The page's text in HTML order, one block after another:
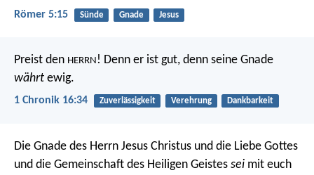
Römer 5:15 Sünde Gnade Jesus
Preist den HERRN ! Denn er ist gut, denn seine Gnade
währt ewig.
1 Chronik 16:34 Zuverlässigkeit Verehrung Dankbarkeit
Die Gnade des Herrn Jesus Christus und die Liebe Gottes
und die Gemeinschaft des Heiligen Geistes sei mit euch